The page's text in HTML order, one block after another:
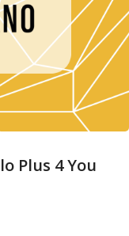
Plus 4 You